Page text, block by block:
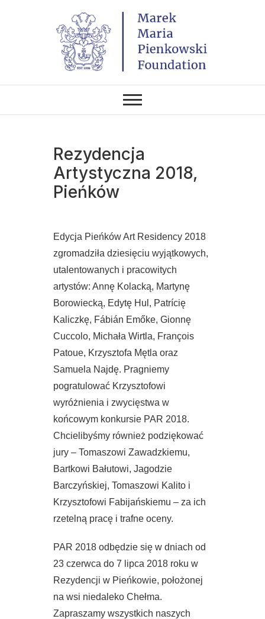
Marek Maria
Pieńkowski
Foundation
POLAND AND AROUND THE
Rezydencja
Artystyczna 2018,
Pieńków
Edycja Pieńków Art Residency 2018
zgromadziła dziesięciu wyjątkowych,
utalentowanych i pracowitych
artystów: Annę Kolacką, Martynę
Borowiecką, Edytę Hul, Patrícię
Kaliczkę, Fábián Emőke, Gionnę
Cuccolo, Michała Wirtla, François
Patoue, Krzysztofa Mętla oraz
Samuela Najdę. Pragniemy
pogratulować Krzysztofowi
wyróżnienia i zwycięstwa w
końcowym konkursie PAR 2018.
Chcielibyśmy również podziękować
jury – Tomaszowi Zawadzkiemu,
Bartkowi Bałutowi, Jagodzie
Barczyńskiej, Tomaszowi Kalito i
Krzysztofowi Fabijańskiemu – za ich
rzetelną pracę i trafne oceny.
PAR 2018 odbędzie się w dniach od
23 czerwca do 7 lipca 2018 roku w
Rezydencji w Pieńkowie, położonej
na wsi niedaleko Chełma.
Zapraszamy wszystkich naszych